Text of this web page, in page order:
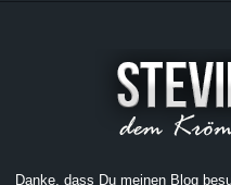
Danke, dass Du meinen Blog